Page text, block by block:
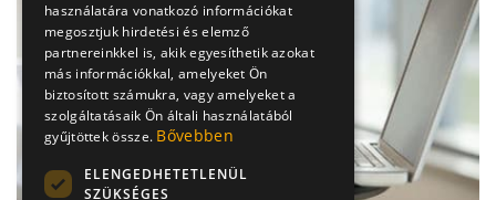
használatára vonatkozó információkat
megosztjuk hirdetési és elemző
partnereinkkel is, akik egyesíthetik azokat
más információkkal, amelyeket Ön
biztosított számukra, vagy amelyeket a
szolgáltatásaik Ön általi használatából
gyűjtöttek össze. Bővebben
ELENGEDHETETLENÜL
SZÜKSÉGES